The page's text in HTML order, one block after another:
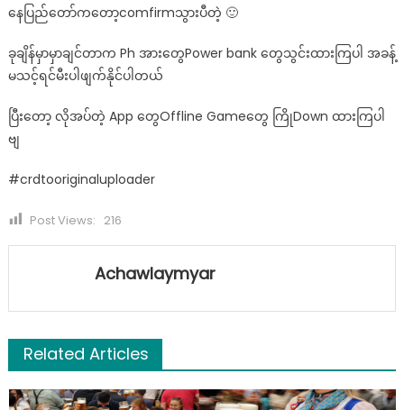
နေပြည်တော်ကတော့comfirmသွားပီတဲ့ 🙂
ခုချိန်မှာမှာချင်တာက Ph အားတွေPower bank တွေသွင်းထားကြပါ အခန့်
မသင့်ရင်မီးပါဖျက်နိုင်ပါတယ်
ပြီးတော့ လိုအပ်တဲ့ App တွေOffline Gameတွေ ကြိုDown ထားကြပါ
ဗျ
#crdtooriginaluploader
Post Views: 216
Achawlaymyar
Related Articles